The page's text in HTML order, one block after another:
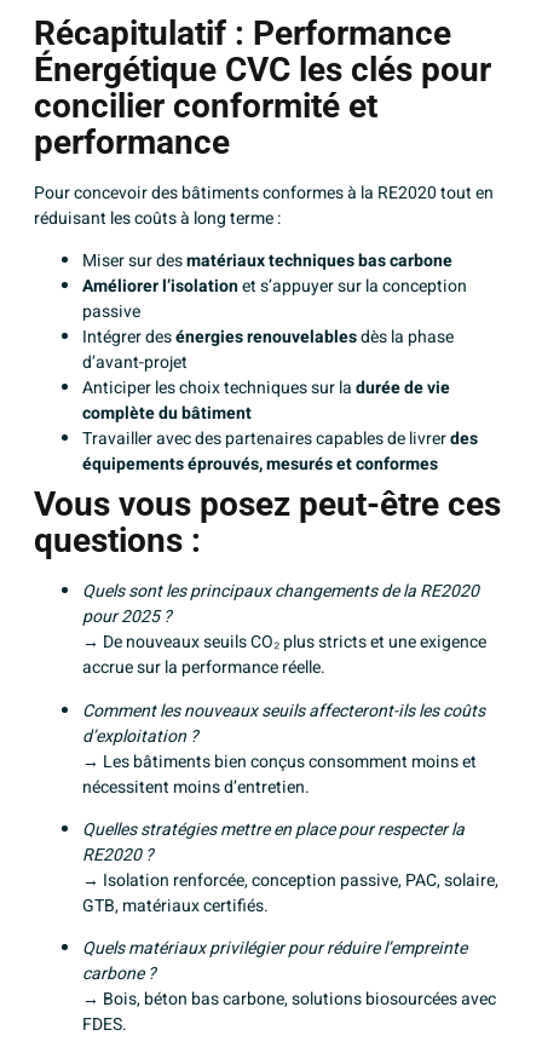
Récapitulatif : Performance
Énergétique CVC les clés pour
concilier conformité et
performance
Pour concevoir des bâtiments conformes à la RE2020 tout en
réduisant les coûts à long terme :
Miser sur desmatériaux techniques bas carbone
Améliorer l’isolationet s’appuyer sur la conception
passive
Intégrer desénergies renouvelablesdès la phase
d’avant-projet
Anticiper les choix techniques sur ladurée de vie
complète du bâtiment
Travailler avec des partenaires capables de livrerdes
équipements éprouvés, mesurés et conformes
Vous vous posez peut-être ces
questions :
Quels sont les principaux changements de la RE2020
pour 2025 ?
→ De nouveaux seuils CO₂ plus stricts et une exigence
accrue sur la performance réelle.
Comment les nouveaux seuils affecteront-ils les coûts
d’exploitation ?
→ Les bâtiments bien conçus consomment moins et
nécessitent moins d’entretien.
Quelles stratégies mettre en place pour respecter la
RE2020 ?
→ Isolation renforcée, conception passive, PAC, solaire,
GTB, matériaux certifiés.
Quels matériaux privilégier pour réduire l’empreinte
carbone ?
→ Bois, béton bas carbone, solutions biosourcées avec
FDES.